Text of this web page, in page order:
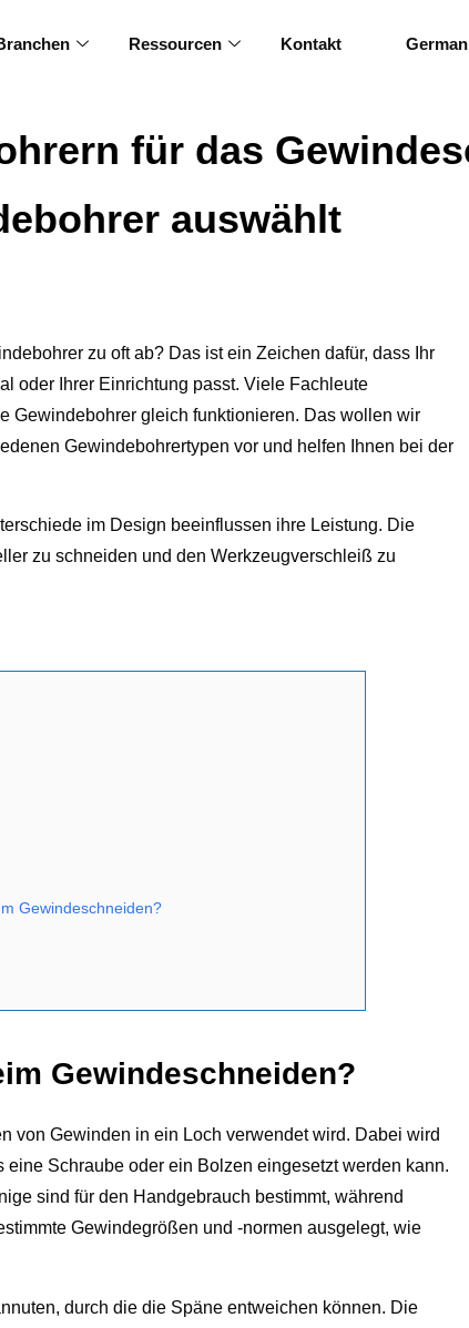
Ressourcen Kontakt German
für das
auswählt
zu oft ab? Das ist ein Zeichen dafür, dass Ihr
oder Ihrer Einrichtung passt. Viele Fachleute
Gewindebohrer gleich funktionieren. Das wollen wir
Gewindebohrertypen vor und helfen Ihnen bei der
im Design beeinflussen ihre Leistung. Die
zu schneiden und den Werkzeugverschleiß zu
Gewindeschneiden?
Gewindeschneiden?
von Gewinden in ein Loch verwendet wird. Dabei wird
Schraube oder ein Bolzen eingesetzt werden kann.
sind für den Handgebrauch bestimmt, während
Gewindegrößen und -normen ausgelegt, wie
durch die die Späne entweichen können. Die